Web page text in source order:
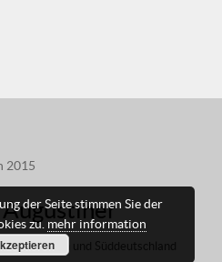
2015
Augustiner
in Österreich und Süddeutschland
der Seite stimmen Sie der
zu. mehr information